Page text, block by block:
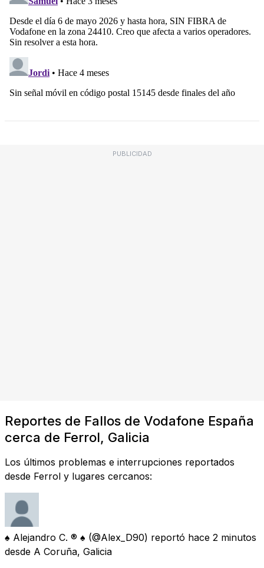
PUBLICIDAD
Reportes de Fallos de Vodafone España
cerca de Ferrol, Galicia
Los últimos problemas e interrupciones reportados
desde Ferrol y lugares cercanos:
♠ Alejandro C. ® ♠ (@Alex_D90) reportó hace 2 minutos
desde A Coruña, Galicia